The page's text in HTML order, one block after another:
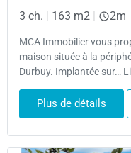
3 ch. | 163 m2 | 2m
MCA Immobilier vous
maison située à la
Durbuy. Implantée sur…
Plus de détails